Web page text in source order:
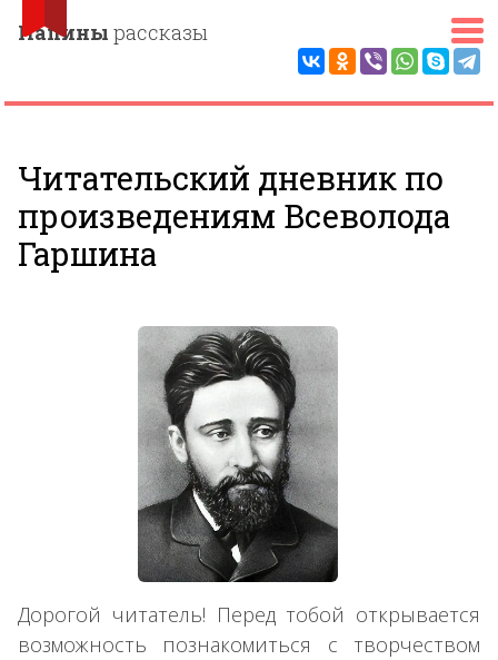
Папины рассказы
Читательский дневник по
произведениям Всеволода
Гаршина
Дорогой читатель! Перед тобой открывается
возможность познакомиться с творчеством